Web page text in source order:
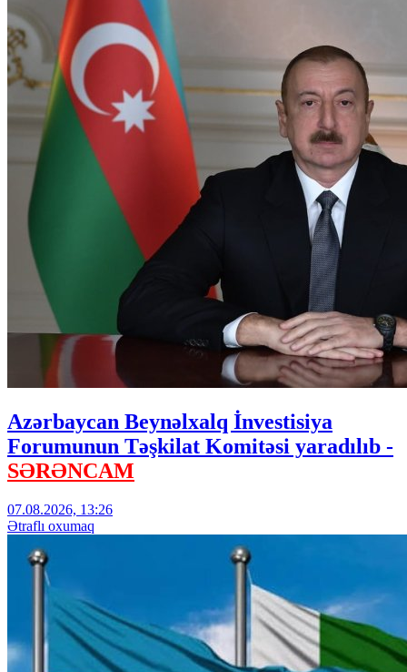
Azərbaycan Beynəlxalq İnvestisiya
Forumunun Təşkilat Komitəsi yaradılıb -
SƏRƏNCAM
07.08.2026, 13:26
Ətraflı oxumaq